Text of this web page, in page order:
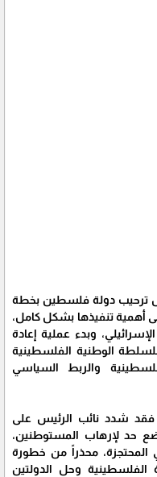
ترحيب دولة فلسطين بخطة
أهمية تنفيذها بشكل كامل،
وبدء عملية إعادة
للسلطة الوطنية الفلسطينية
والربط السياسي
فقد شدد نائب الرئيس على
حد لإرهاب المستوطنين،
محذراً من خطورة
وحل الدولتين